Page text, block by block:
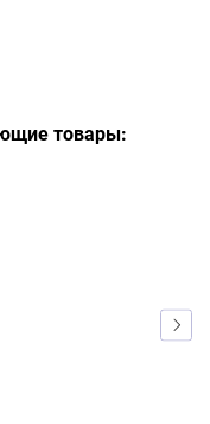
товары: